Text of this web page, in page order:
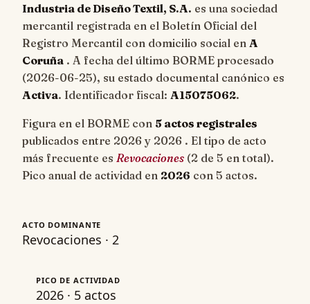
Industria de Diseño Textil, S.A. es una sociedad
mercantil registrada en el Boletín Oficial del
Registro Mercantil con domicilio social en A
Coruña . A fecha del último BORME procesado
(2026-06-25), su estado documental canónico es
Activa. Identificador fiscal: A15075062.
Figura en el BORME con 5 actos registrales
publicados entre 2026 y 2026 . El tipo de acto
más frecuente es Revocaciones (2 de 5 en total).
Pico anual de actividad en 2026 con 5 actos.
ACTO DOMINANTE
Revocaciones · 2
PICO DE ACTIVIDAD
2026 · 5 actos